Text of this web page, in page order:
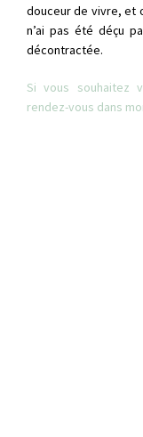
douceur de vivre, et
n’ai pas été déçu
décontractée.
Si vous souhaitez
rendez-vous dans